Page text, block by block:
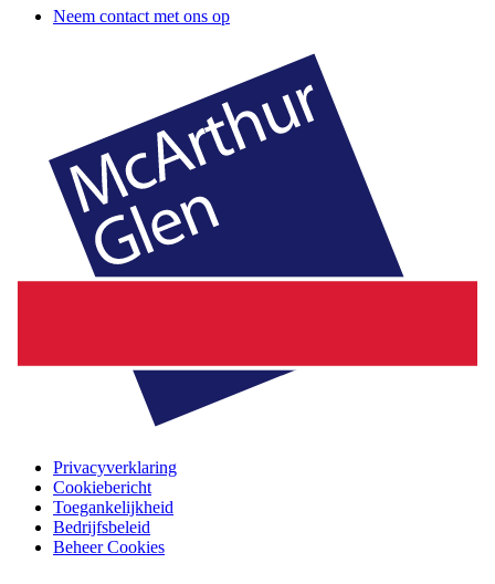
Neem contact met ons op
Privacyverklaring
Cookiebericht
Toegankelijkheid
Bedrijfsbeleid
Beheer Cookies